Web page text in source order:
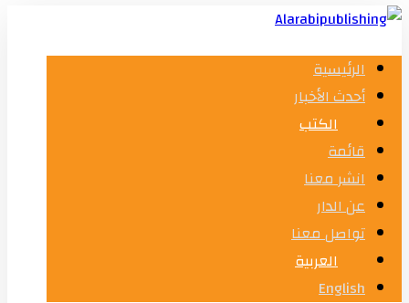
الرئيسية
أحدث الأخبار
الكتب
قائمة
انشر معنا
عن الدار
تواصل معنا
العربية
English